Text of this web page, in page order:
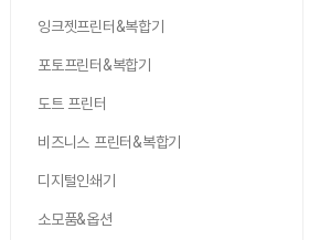
잉크젯프린터&복합기
포토프린터&복합기
도트 프린터
비즈니스 프린터&복합기
디지털인쇄기
소모품&옵션